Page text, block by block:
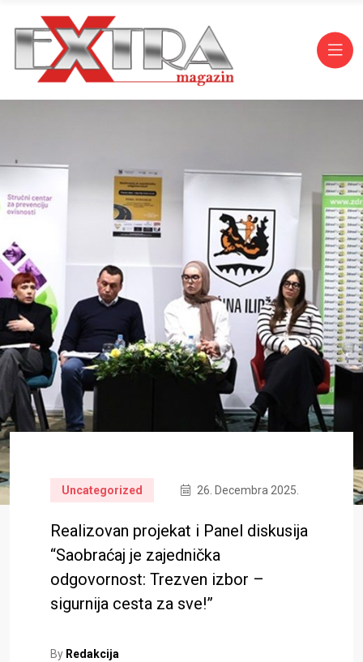
Uncategorized 26. Decembra 2025.
Realizovan projekat i Panel diskusija
“Saobraćaj je zajednička
odgovornost: Trezven izbor –
sigurnija cesta za sve!”
By Redakcija